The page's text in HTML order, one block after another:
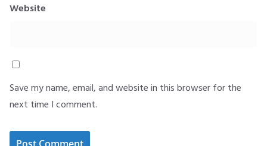
Website
Save my name, email, and website in this browser for the
next time I comment.